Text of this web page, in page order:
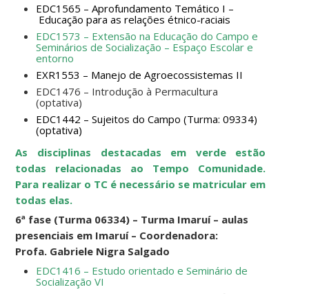
EDC1565 – Aprofundamento Temático I –
Educação para as relações étnico-raciais
EDC1573 – Extensão na Educação do Campo e
Seminários de Socialização – Espaço Escolar e
entorno
EXR1553 – Manejo de Agroecossistemas II
EDC1476 – Introdução à Permacultura
(optativa)
EDC1442 – Sujeitos do Campo (Turma: 09334)
(optativa)
As disciplinas destacadas em verde estão
todas relacionadas ao Tempo Comunidade.
Para realizar o TC é necessário se matricular em
todas elas.
6ª fase (Turma 06334) – Turma Imaruí – aulas
presenciais em Imaruí – Coordenadora:
Profa. Gabriele Nigra Salgado
EDC1416 – Estudo orientado e Seminário de
Socialização VI